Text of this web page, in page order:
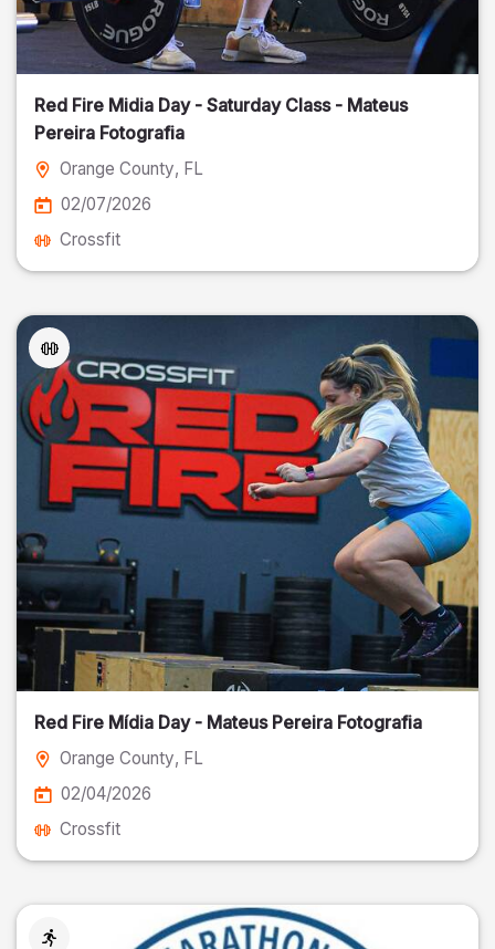
Red Fire Midia Day - Saturday Class - Mateus
Pereira Fotografia
Orange County, FL
02/07/2026
Crossfit
Red Fire Mídia Day - Mateus Pereira Fotografia
Orange County, FL
02/04/2026
Crossfit